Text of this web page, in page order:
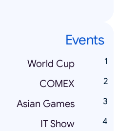
Events
World Cup
COMEX
Asian Games
IT Show